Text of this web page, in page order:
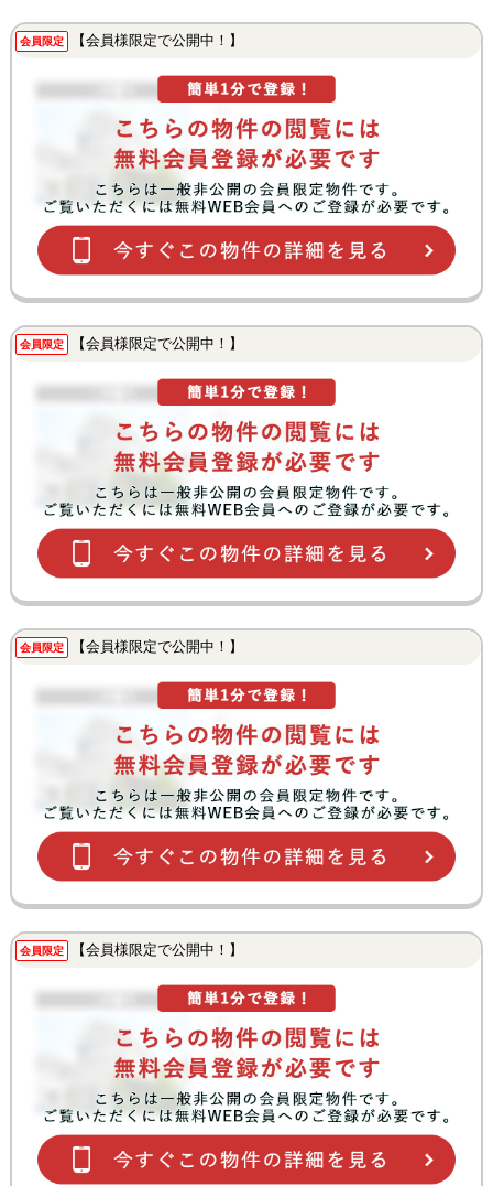
会員限定 【会員様限定で公開中！】
会員限定 【会員様限定で公開中！】
会員限定 【会員様限定で公開中！】
会員限定 【会員様限定で公開中！】